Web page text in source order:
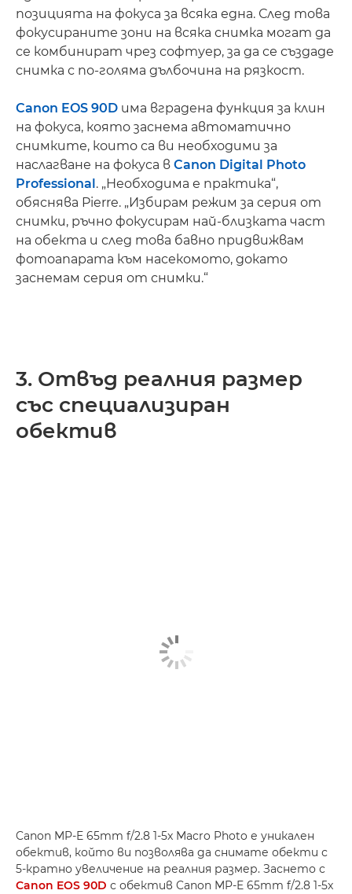
позицията на фокуса за всяка една. След това
фокусираните зони на всяка снимка могат да
се комбинират чрез софтуер, за да се създаде
снимка с по-голяма дълбочина на рязкост.
Canon EOS 90D има вградена функция за клин
на фокуса, която заснема автоматично
снимките, които са ви необходими за
наслагване на фокуса в Canon Digital Photo
Professional. „Необходима е практика“,
обяснява Pierre. „Избирам режим за серия от
снимки, ръчно фокусирам най-близката част
на обекта и след това бавно придвижвам
фотоапарата към насекомото, докато
заснемам серия от снимки.“
3. Отвъд реалния размер
със специализиран
обектив
Canon MP-E 65mm f/2.8 1-5x Macro Photo е уникален
обектив, който ви позволява да снимате обекти с
5-кратно увеличение на реалния размер. Заснето с
Canon EOS 90D с обектив Canon MP-E 65mm f/2.8 1-5x